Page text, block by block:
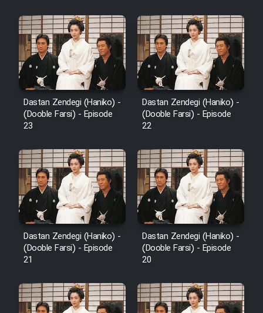
Dastan Zendegi (Haniko) -
(Dooble Farsi) - Episode
23
Dastan Zendegi (Haniko) -
(Dooble Farsi) - Episode
22
Dastan Zendegi (Haniko) -
(Dooble Farsi) - Episode
21
Dastan Zendegi (Haniko) -
(Dooble Farsi) - Episode
20